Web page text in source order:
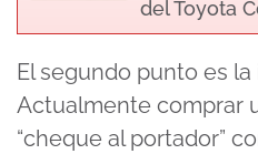
del Toyota
El segundo punto es
Actualmente comprar
“cheque al portador”